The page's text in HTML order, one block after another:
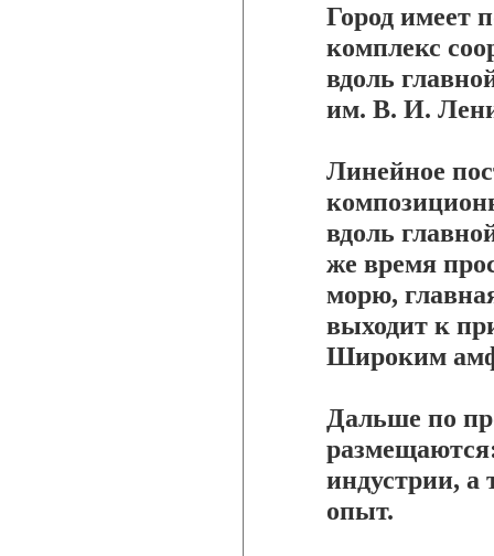
Город имеет
комплекс
вдоль
им. В. И.
Линейное
вдоль
же время
морю,
выходит к
Широким
Дальше по
индустрии, а
опыт.